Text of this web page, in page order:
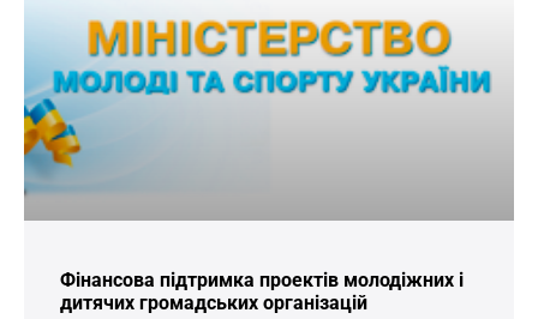
Фінансова підтримка проектів молодіжних і
дитячих громадських організацій